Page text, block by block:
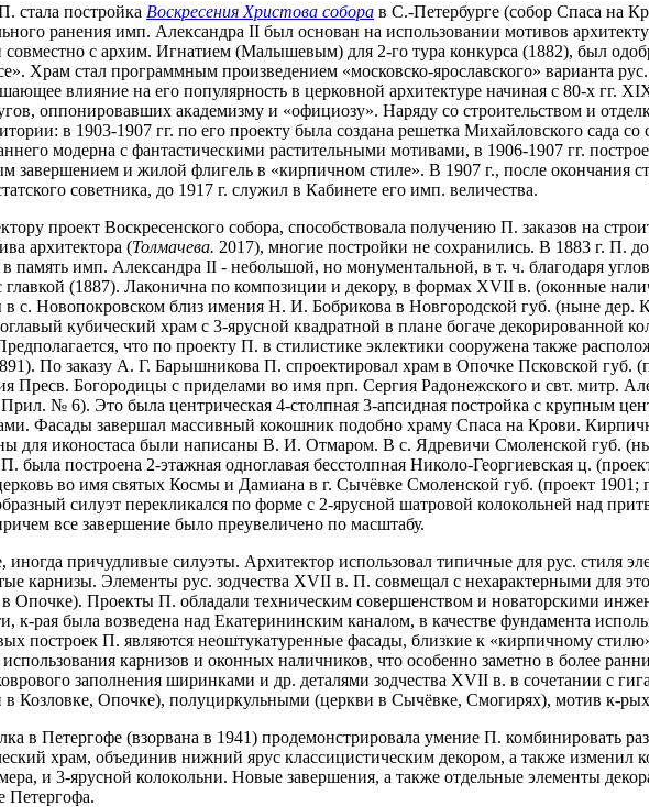
стала постройка Воскресения Христова собора в С.-Петербурге (собор Спаса на
ранения имп. Александра II был основан на использовании мотивов
с архим. Игнатием (Малышевым) для 2-го тура конкурса (1882), был
Храм стал программным произведением «московско-ярославского» варианта
влияние на его популярность в церковной архитектуре начиная с 80-х гг.
оппонировавших академизму и «официозу». Наряду со строительством и
в 1903-1907 гг. по его проекту была создана решетка Михайловского сада
модерна с фантастическими растительными мотивами, в 1906-1907 гг.
и жилой флигель в «кирпичном стиле». В 1907 г., после окончания
советника, до 1917 г. служил в Кабинете его имп. величества.
проект Воскресенского собора, способствовала получению П. заказов на
архитектора (Толмачева. 2017), многие постройки не сохранились. В 1883 г. П.
память имп. Александра II - небольшой, но монументальной, в т. ч. благодаря
(1887). Лаконична по композиции и декору, в формах XVII в. (оконные
с. Новопокровском близ имения Н. И. Бобрикова в Новгородской губ. (ныне дер.
кубический храм с 3-ярусной квадратной в плане богаче декорированной
что по проекту П. в стилистике эклектики сооружена также
По заказу А. Г. Барышникова П. спроектировал храм в Опочке Псковской губ.
Пресв. Богородицы с приделами во имя прп. Сергия Радонежского и свт. митр.
№ 6). Это была центрическая 4-столпная 3-апсидная постройка с крупным
Фасады завершал массивный кокошник подобно храму Спаса на Крови.
для иконостаса были написаны В. И. Отмаром. В с. Ядревичи Смоленской губ.
была построена 2-этажная одноглавая бесстолпная Николо-Георгиевская ц.
во имя святых Космы и Дамиана в г. Сычёвке Смоленской губ. (проект 1901;
силуэт перекликался по форме с 2-ярусной шатровой колокольней над
все завершение было преувеличено по масштабу.
причудливые силуэты. Архитектор использовал типичные для рус. стиля
карнизы. Элементы рус. зодчества XVII в. П. совмещал с нехарактерными для
Опочке). Проекты П. обладали техническим совершенством и новаторскими
к-рая была возведена над Екатерининским каналом, в качестве фундамента
построек П. являются неоштукатуренные фасады, близкие к «кирпичному
карнизов и оконных наличников, что особенно заметно в более
заполнения ширинками и др. деталями зодчества XVII в. в сочетании с
Козловке, Опочке), полуциркульными (церкви в Сычёвке, Смогирях), мотив к-
в Петергофе (взорвана в 1941) продемонстрировала умение П. комбинировать
храм, объединив нижний ярус классицистическим декором, а также изменил
и 3-ярусной колокольни. Новые завершения, а также отдельные элементы
Петергофа.